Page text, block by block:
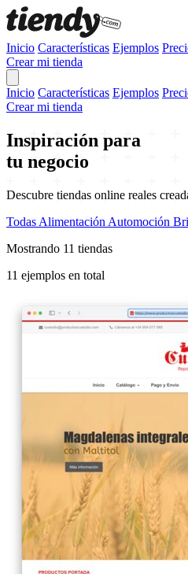
Inicio Características Ejemplos
Crear mi tienda
Inicio Características Ejemplos
Crear mi tienda
Inspiración para
tu negocio
Descubre tiendas online reales
Todas Alimentación Automoción
Mostrando 11 tiendas
11 ejemplos en total